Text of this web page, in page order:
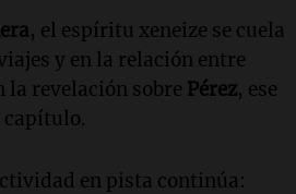
, el espíritu xeneize se cuela
y en la relación entre
la revelación sobre Pérez, ese
capítulo.
en pista continúa: